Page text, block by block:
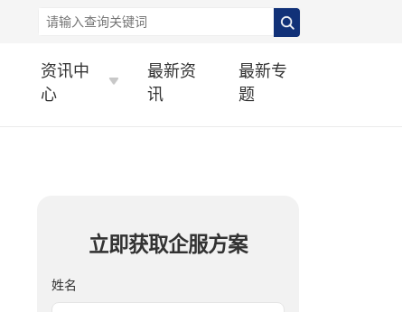
资讯中
心
最新资
讯
最新专
题
立即获取企服方案
姓名